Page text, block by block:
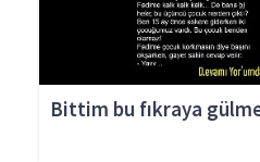
Bittim bu fıkraya